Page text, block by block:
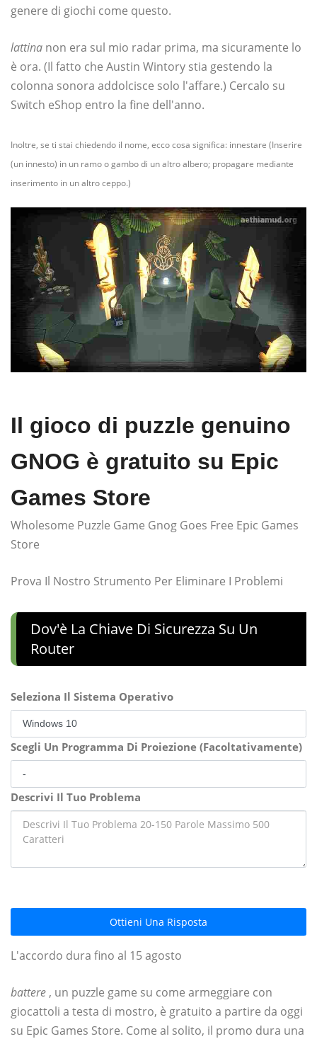
genere di giochi come questo.
lattina non era sul mio radar prima, ma sicuramente lo
è ora. (Il fatto che Austin Wintory stia gestendo la
colonna sonora addolcisce solo l'affare.) Cercalo su
Switch eShop entro la fine dell'anno.
Inoltre, se ti stai chiedendo il nome, ecco cosa significa: innestare (Inserire
(un innesto) in un ramo o gambo di un altro albero; propagare mediante
inserimento in un altro ceppo.)
Il gioco di puzzle genuino
GNOG è gratuito su Epic
Games Store
Wholesome Puzzle Game Gnog Goes Free Epic Games
Store
Prova Il Nostro Strumento Per Eliminare I Problemi
Dov'è La Chiave Di Sicurezza Su Un
Router
Seleziona Il Sistema Operativo
Scegli Un Programma Di Proiezione (Facoltativamente)
Descrivi Il Tuo Problema
Ottieni Una Risposta
L'accordo dura fino al 15 agosto
battere , un puzzle game su come armeggiare con
giocattoli a testa di mostro, è gratuito a partire da oggi
su Epic Games Store. Come al solito, il promo dura una